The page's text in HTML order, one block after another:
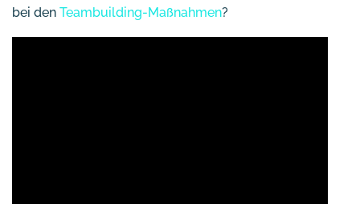
bei den Teambuilding-Maßnahmen?